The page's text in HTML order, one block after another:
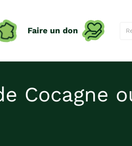
Faire un don
Cocagne